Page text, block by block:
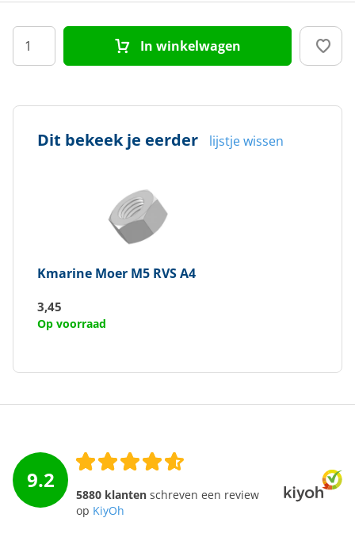
In winkelwagen
Dit bekeek je eerder lijstje wissen
Kmarine Moer M5 RVS A4
3,45
Op voorraad
9.2
5880 klanten schreven een review
op KiyOh